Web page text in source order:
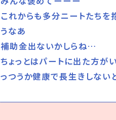
これからも多分ニートたちを
うなあ
補助金出ないかしらね…
ちょっとはパートに出た方が
っつうか健康で長生きしない